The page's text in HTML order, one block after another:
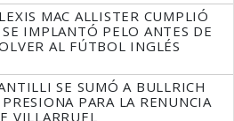
MAC ALLISTER CUMPLIÓ
SE IMPLANTÓ PELO ANTES DE
AL FÚTBOL INGLÉS
SE SUMÓ A BULLRICH
PRESIONA PARA LA RENUNCIA
VILLARRUEL